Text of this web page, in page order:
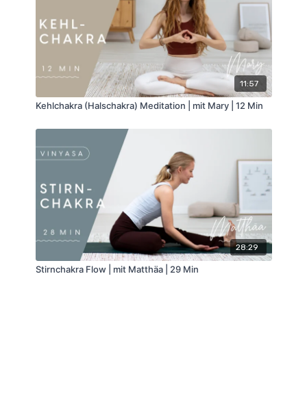
11:57
Kehlchakra (Halschakra) Meditation | mit Mary | 12 Min
28:29
Stirnchakra Flow | mit Matthäa | 29 Min